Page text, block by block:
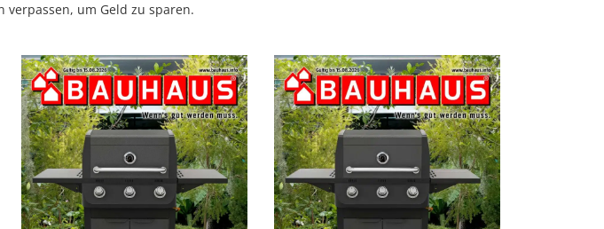
um Geld zu sparen.